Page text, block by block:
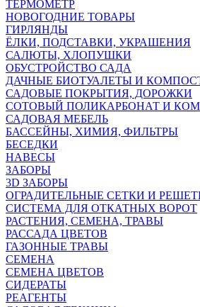
ТЕРМОМЕТР
НОВОГОДНИЕ ТОВАРЫ
ГИРЛЯНДЫ
ЁЛКИ, ПОДСТАВКИ, УКРАШЕНИЯ
САЛЮТЫ, ХЛОПУШКИ
ОБУСТРОЙСТВО САДА
ДАЧНЫЕ БИОТУАЛЕТЫ И
САДОВЫЕ ПОКРЫТИЯ, ДОРОЖКИ
СОТОВЫЙ ПОЛИКАРБОНАТ И
САДОВАЯ МЕБЕЛЬ
БАССЕЙНЫ, ХИМИЯ, ФИЛЬТРЫ
БЕСЕДКИ
НАВЕСЫ
ЗАБОРЫ
3D ЗАБОРЫ
ОГРАДИТЕЛЬНЫЕ СЕТКИ И
СИСТЕМА ДЛЯ ОТКАТНЫХ ВОРОТ
РАСТЕНИЯ, СЕМЕНА, ТРАВЫ
РАССАДА ЦВЕТОВ
ГАЗОННЫЕ ТРАВЫ
СЕМЕНА
СЕМЕНА ЦВЕТОВ
СИДЕРАТЫ
РЕАГЕНТЫ